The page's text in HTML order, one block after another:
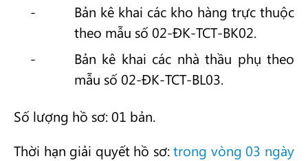
Bản kê khai các kho hàng trực thuộc
theo mẫu số 02-ĐK-TCT-BK02.
Bản kê khai các nhà thầu phụ theo
mẫu số 02-ĐK-TCT-BL03.
Số lượng hồ sơ: 01 bản.
Thời hạn giải quyết hồ sơ:trong vòng 03 ngày